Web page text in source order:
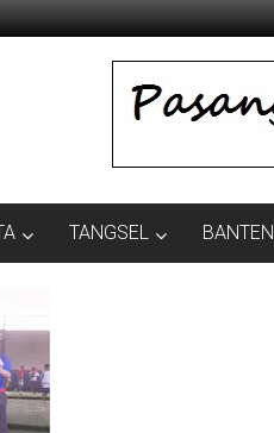
TANGSEL BANTEN